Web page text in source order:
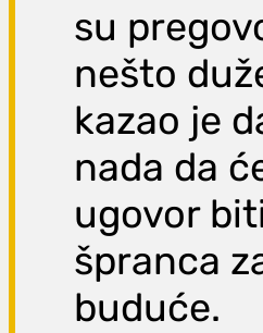
su
nešto
kazao je
nada da
ugovor
špranca
buduće.